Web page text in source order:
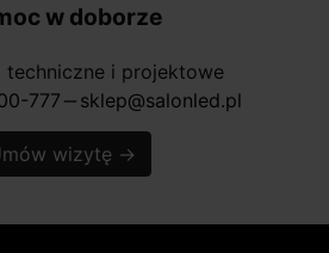
w doborze
techniczne i projektowe
777 horizontal_rule sklep@salonled.pl
wizytę →